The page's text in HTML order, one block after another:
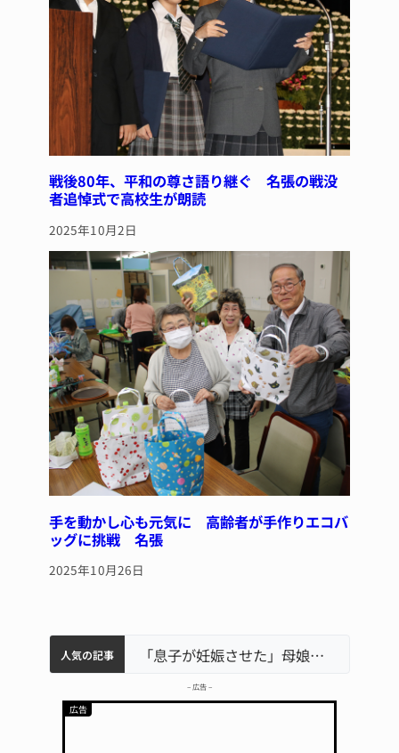
戦後80年、平和の尊さ語り継ぐ 名張の戦没
者追悼式で高校生が朗読
2025年10月2日
手を動かし心も元気に 高齢者が手作りエコバ
ッグに挑戦 名張
2025年10月26日
人気の記事
名張市水道料金47％値上げへ 答申案、審議会で大筋まとまる
中学校の陶壁モニュメント 地元建設会社がボランティアで清掃 伊賀名張市立病院のDMAT、熊本地震の被災地へ 能登以来3回目の派遣 「息子が妊娠させた」母娘だまされ400万円詐欺被害 名張
– 広告 –